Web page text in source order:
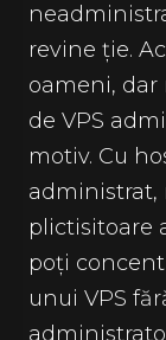
revine ție.
oameni, dar
de VPS
motiv. Cu
administrat,
plictisitoare
poți
unui VPS